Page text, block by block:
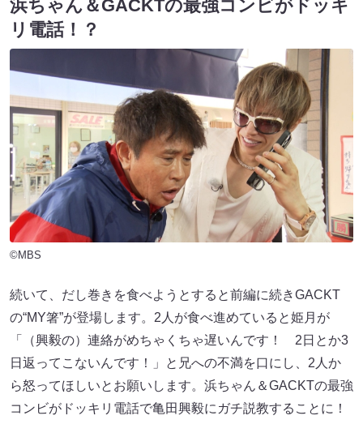
浜ちゃん＆GACKTの最強コンビがドッキ
リ電話！？
©MBS
続いて、だし巻きを食べようとすると前編に続きGACKT
の“MY箸”が登場します。2人が食べ進めていると姫月が
「（興毅の）連絡がめちゃくちゃ遅いんです！ 2日とか3
日返ってこないんです！」と兄への不満を口にし、2人か
ら怒ってほしいとお願いします。浜ちゃん＆GACKTの最強
コンビがドッキリ電話で亀田興毅にガチ説教することに！